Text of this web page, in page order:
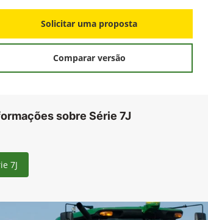
Solicitar uma proposta
Comparar versão
sobre Série 7J
7J